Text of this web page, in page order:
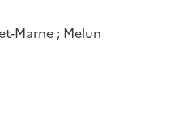
Marne ; Melun